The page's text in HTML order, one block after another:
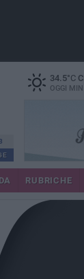
34.5°C
OGGI MIN
RUBRICHE